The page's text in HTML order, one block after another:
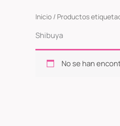
Inicio / Productos
Shibuya
No se han